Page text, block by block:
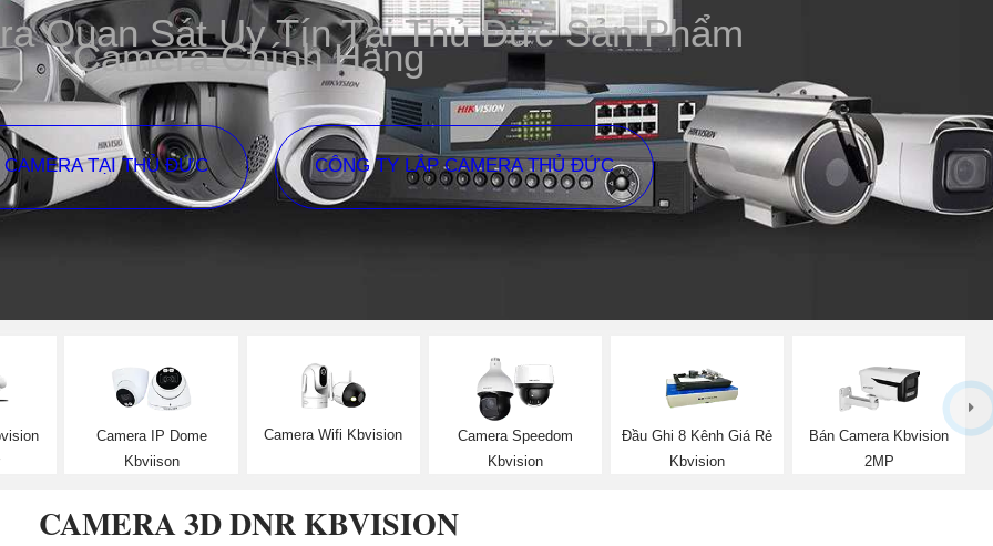
Quan Sát Uy Tín Tại Thủ Đức Sản Phẩm
Camera Chính Hãng
TẠI THỦ ĐỨC CÔNG TY LẮP CAMERA THỦ ĐỨC
Camera IP Dome
Kbviison
Camera Wifi Kbvision
Camera Speedom
Kbvision
Đầu Ghi 8 Kênh Giá Rẻ
Kbvision
Bán Camera Kbvision
2MP
CAMERA 3D DNR KBVISION